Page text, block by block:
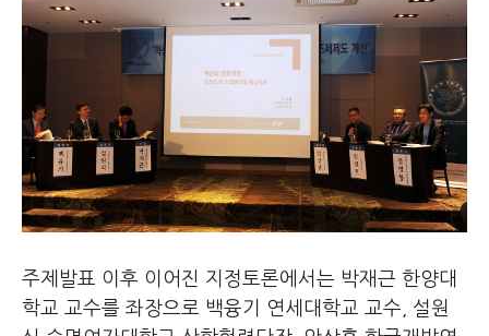
주제발표 이후 이어진 지정토론에서는 박재근 한양대
학교 교수를 좌장으로 백융기 연세대학교 교수, 설원